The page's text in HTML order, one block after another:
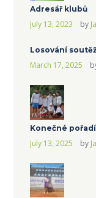
Adresář klubů
July 13, 2023 by
Losování
March 17, 2025
Konečné
July 13, 2025 by